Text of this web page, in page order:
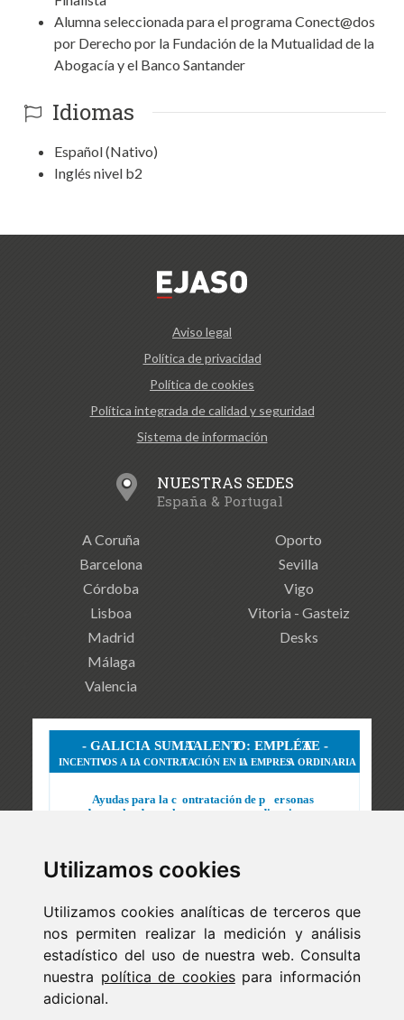
Utilizamos cookies
Utilizamos cookies analíticas de terceros que
nos permiten realizar la medición y análisis
estadístico del uso de nuestra web. Consulta
nuestra política de cookiespara información
adicional.
Alumna seleccionada para el programa Conect@dos
por Derecho por la Fundación de la Mutualidad de la
Abogacía y el Banco Santander
Idiomas
Español (Nativo)
Inglés nivel b2
Aviso legal
Política de privacidad
Política de cookies
Política integrada de calidad y seguridad
Sistema de información
NUESTRAS SEDES
España & Portugal
A Coruña
Barcelona
Córdoba
Lisboa
Madrid
Málaga
Valencia
Oporto
Sevilla
Vigo
Vitoria - Gasteiz
Desks